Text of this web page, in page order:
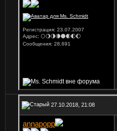
Регистрация: 23.07.2007
Адрес: 🌕🌖🌗🌘🌑🌒🌓🌔
Сообщения: 28,691
27.10.2018, 21:08
annapopp